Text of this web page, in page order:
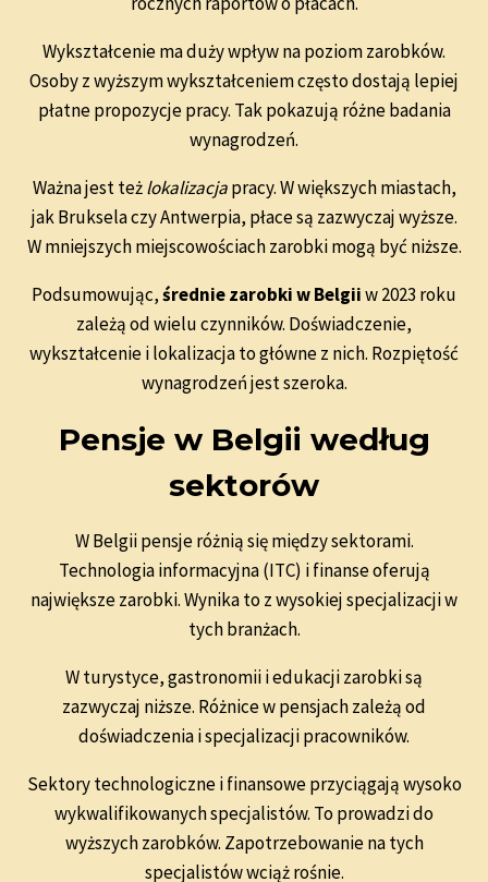
Wykształcenie ma duży wpływ na poziom zarobków.
Osoby z wyższym wykształceniem często dostają lepiej
płatne propozycje pracy. Tak pokazują różne badania
wynagrodzeń.
Ważna jest teżlokalizacjapracy. W większych miastach,
jak Bruksela czy Antwerpia, płace są zazwyczaj wyższe.
W mniejszych miejscowościach zarobki mogą być niższe.
Podsumowując,średnie zarobki w Belgiiw 2023 roku
zależą od wielu czynników. Doświadczenie,
wykształcenie i lokalizacja to główne z nich. Rozpiętość
wynagrodzeń jest szeroka.
Pensje w Belgii według
sektorów
W Belgii pensje różnią się między sektorami.
Technologia informacyjna (ITC) i finanse oferują
największe zarobki. Wynika to z wysokiej specjalizacji w
tych branżach.
W turystyce, gastronomii i edukacji zarobki są
zazwyczaj niższe. Różnice w pensjach zależą od
doświadczenia i specjalizacji pracowników.
Sektory technologiczne i finansowe przyciągają wysoko
wykwalifikowanych specjalistów. To prowadzi do
wyższych zarobków. Zapotrzebowanie na tych
specjalistów wciąż rośnie.